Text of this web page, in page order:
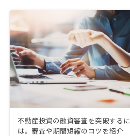
不動産投資の融資審査を突破するに
は。審査や期間短縮のコツを紹介